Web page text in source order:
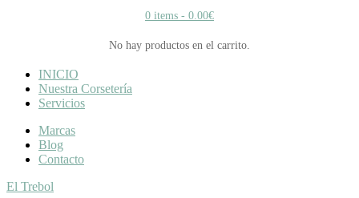
0 items - 0.00€
No hay productos en el carrito.
INICIO
Nuestra Corsetería
Servicios
Marcas
Blog
Contacto
El Trebol